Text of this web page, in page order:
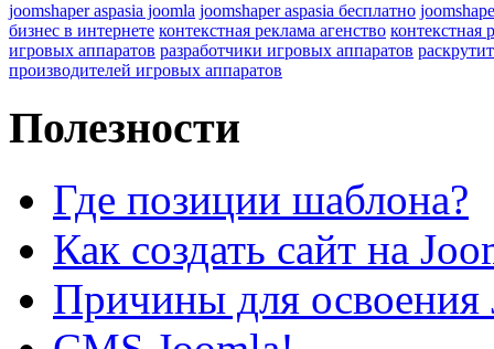
joomshaper aspasia joomla joomshaper aspasia бесплатно
бизнес в интернете контекстная реклама агенство контекстная
игровых аппаратов разработчики игровых аппаратов
производителей игровых аппаратов
Полезности
Где позиции шаблона?
Как создать сайт на
Причины для освоения